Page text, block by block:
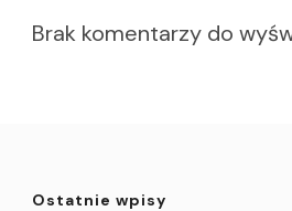
Brak komentarzy do
Ostatnie wpisy